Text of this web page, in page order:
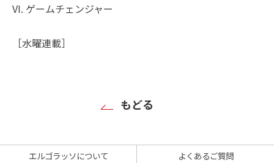
VI. ゲームチェンジャー
［水曜連載］
もどる
エルゴラッソについて よくあるご質問